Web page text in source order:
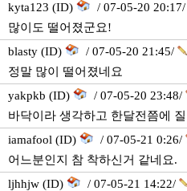
kyta123 (ID)
/ 07-05-20 20:17/
많이도 떨어졌군요!
blasty (ID)
/ 07-05-20 21:45/
정말 많이 떨어졌네요
yakpkb (ID)
/ 07-05-20 23:48/
바닥이라 생각하고 한달전쯤에
iamafool (ID)
/ 07-05-21 0:26/
어느분인지 참 착하신거 같네요.
ljhhjw (ID)
/ 07-05-21 14:22/